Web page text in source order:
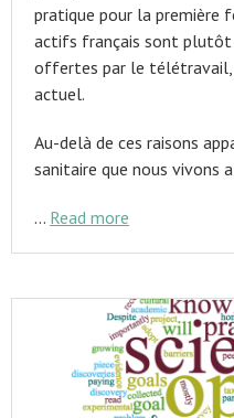
pratique pour la première
actifs français sont
offertes par le télétravail,
actuel.
Au-delà de ces raisons
sanitaire que nous vivons
… Read more